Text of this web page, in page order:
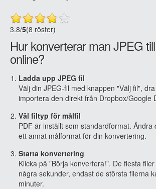
3.8/5(8 röster)
Hur konverterar man JPEG
online?
Ladda upp JPEG fil
Välj din JPEG-fil med knappen "Välj fil",
importera den direkt från Dropbox/Google
Väl filtyp för målfil
PDF är inställt som standardformat. Ändra
ett annat målformat för din konvertering.
Starta konvertering
Klicka på "Börja konvertera!". De flesta
några sekunder, endast de största filerna
minuter.